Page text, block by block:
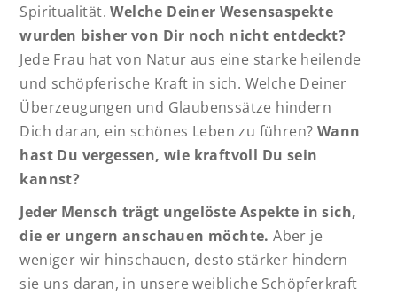
Spiritualität.Welche Deiner Wesensaspekte
wurden bisher von Dir noch nicht entdeckt?
Jede Frau hat von Natur aus eine starke heilende
und schöpferische Kraft in sich. Welche Deiner
Überzeugungen und Glaubenssätze hindern
Dich daran, ein schönes Leben zu führen? Wann
hast Du vergessen, wie kraftvoll Du sein
kannst?
Jeder Mensch trägt ungelöste Aspekte in sich,
die er ungern anschauen möchte. Aber je
weniger wir hinschauen, desto stärker hindern
sie uns daran, in unsere weibliche Schöpferkraft